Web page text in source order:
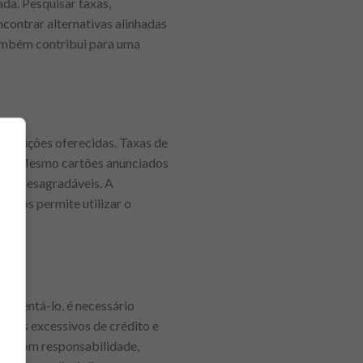
alternativas alinhadas
contribui para uma
oferecidas. Taxas de
Mesmo cartões anunciados
desagradáveis. A
permite utilizar o
lo, é necessário
excessivos de crédito e
com responsabilidade,